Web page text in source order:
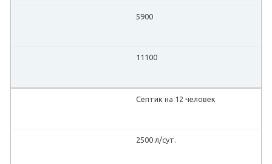
5900
11100
Септик на 12 человек
2500 л/сут.